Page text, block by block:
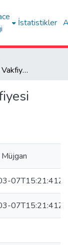
İstatistikler
Ümmügülsüm Hatun Vakfiyesi
07T15:21:41Z
07T15:21:41Z